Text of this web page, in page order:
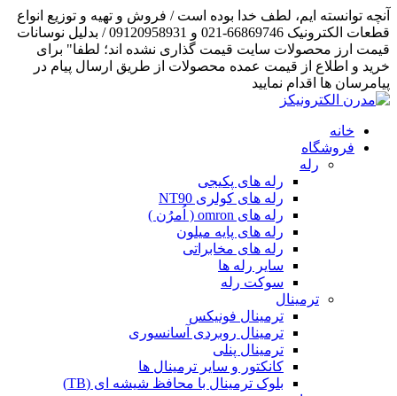
آنچه توانسته ایم، لطف خدا بوده است / فروش و تهیه و توزیع انواع
قطعات الکترونیک 66869746-021 و 09120958931 / بدلیل نوسانات
قیمت ارز محصولات سایت قیمت گذاری نشده اند؛ لطفا" برای
خرید و اطلاع از قیمت عمده محصولات از طریق ارسال پیام در
پیامرسان ها اقدام نمایید
خانه
فروشگاه
رله
رله های پکیجی
رله های کولری NT90
رله های omron ( اُمرُن )
رله های پایه میلون
رله های مخابراتی
سایر رله ها
سوکت رله
ترمینال
ترمینال فونیکس
ترمینال روبردی آسانسوری
ترمینال پنلی
کانکتور و سایر ترمینال ها
بلوک ترمینال با محافظ شیشه ای (TB)